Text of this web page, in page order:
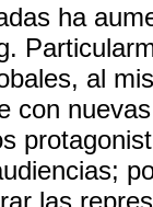
ha
al
con
las